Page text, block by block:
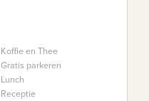
Koffie en Thee
Gratis parkeren
Lunch
Receptie